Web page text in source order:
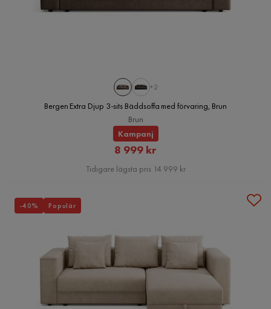
+2
Bergen Extra Djup 3-sits Bäddsoffa med förvaring, Brun
Brun
Kampanj
Rabatterat
Pris
8 999 kr
Tidigare lägsta pris 14 999 kr
-40% Populär